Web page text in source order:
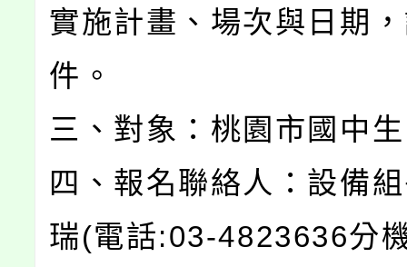
實施計畫、場次與日期
件。
三、對象：桃園市國中
四、報名聯絡人：設備
瑞(電話:03-4823636分